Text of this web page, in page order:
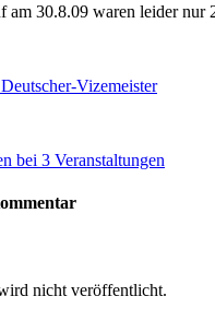
30.8.09 waren leider nur
Vizemeister
bei 3 Veranstaltungen
nicht veröffentlicht.